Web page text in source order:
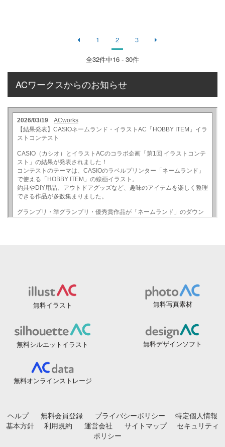
1 2 3
全32件中16 - 30件
ACワークスからのお知らせ
無料イラスト 無料写真素材
無料シルエットイラスト 無料デザインソフト
無料オンラインストレージ
ヘルプ 無料会員登録 プライバシーポリシー
特定個人情報
基本方針
利用規約 運営会社 サイトマップ
セキュリティ
ポリシー